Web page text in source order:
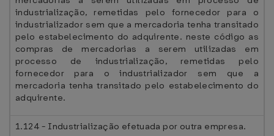
industrialização, remetidas pelo fornecedor para o
industrializador sem que a mercadoria tenha transitado
pelo estabelecimento do adquirente. neste código as
compras de mercadorias a serem utilizadas em
processo de industrialização, remetidas pelo
fornecedor para o industrializador sem que a
mercadoria tenha transitado pelo estabelecimento do
adquirente.
1.124 - Industrialização efetuada por outra empresa.